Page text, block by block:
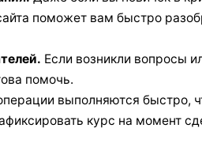
поможет вам быстро
Если возникли вопросы
помочь.
выполняются быстро,
курс на момент